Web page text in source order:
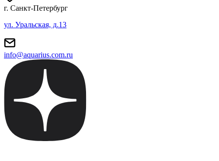
г. Санкт-Петербург
ул. Уральская, д.13
info@aquarius.com.ru